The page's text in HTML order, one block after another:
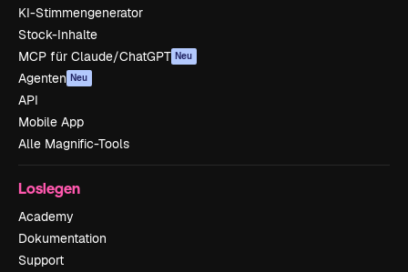
KI-Stimmengenerator
Stock-Inhalte
MCP für Claude/ChatGPT Neu
Agenten Neu
API
Mobile App
Alle Magnific-Tools
Loslegen
Academy
Dokumentation
Support